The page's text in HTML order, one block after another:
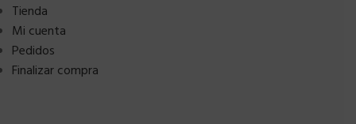
Tienda
Mi cuenta
Pedidos
Finalizar compra